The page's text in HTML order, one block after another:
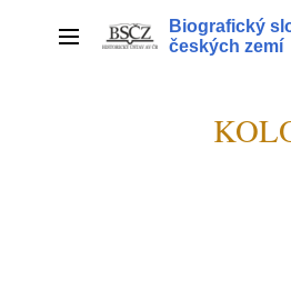
Hlavní menu
Biografický
českých zemí